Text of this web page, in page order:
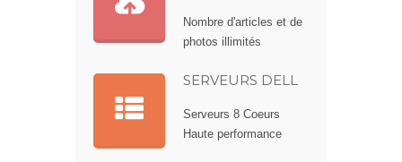
Nombre d'articles et de
photos illimités
SERVEURS DELL
Serveurs 8 Coeurs
Haute performance